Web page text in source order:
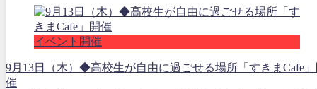
イベント開催
9月13日（木）◆高校生が自由に過ごせる場所「すきまCafe
催